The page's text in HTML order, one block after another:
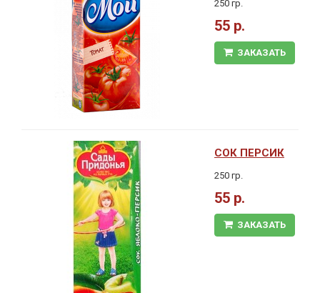
250 гр.
55 р.
ЗАКАЗАТЬ
СОК ПЕРСИК
250 гр.
55 р.
ЗАКАЗАТЬ